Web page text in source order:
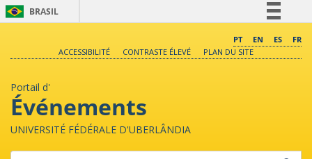
BRASIL
Comunica BR
PT EN ES
FR
ACCESSIBILITÉ
CONTRASTE ÉLEVÉ PLAN DU SITE
Portail d'
Événements
UNIVERSITÉ FÉDÉRALE D'UBERLÂNDIA